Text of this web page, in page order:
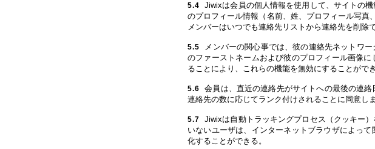
5.4
Jiwixは会員の個人情報を使用して、サイトの
のプロフィール情報（名前、姓、プロフィール写真
メンバーはいつでも連絡先リストから連絡先を削除
5.5
メンバーの関心事では、彼の連絡先ネットワ
のファーストネームおよび彼のプロフィール画像
ることにより、これらの機能を無効にすることができ
5.6
会員は、直近の連絡先がサイトへの最後の連
連絡先の数に応じてランク付けされることに同意しま
5.7
Jiwixは自動トラッキングプロセス（クッキー
いないユーザは、インターネットブラウザによっ
化することができる。